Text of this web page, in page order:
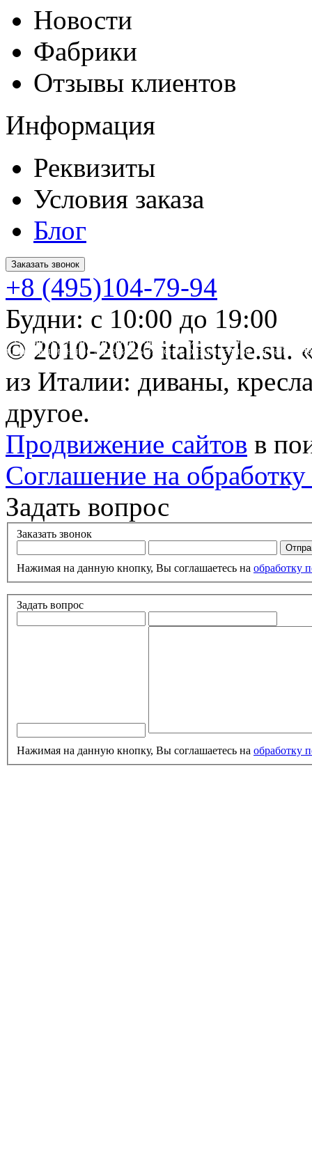
Новости
Фабрики
Отзывы клиентов
Информация
Реквизиты
Условия заказа
Блог
Заказать звонок
+8 (495)104-79-94
Будни: с 10:00 до 19:00
* Обращаем ваше внимание на то, что данный интернет-сайт
информационные материалы и цены, размещенные на сайте,
Гражданского кодекса РФ.
© 2010-2026 italistyle.su.
из Италии: диваны,
другое.
Продвижение сайтов в
Соглашение на
Задать вопрос
Заказать звонок
Нажимая на данную кнопку, Вы соглашаетесь на обработку
Задать вопрос
Нажимая на данную кнопку, Вы соглашаетесь на обработку